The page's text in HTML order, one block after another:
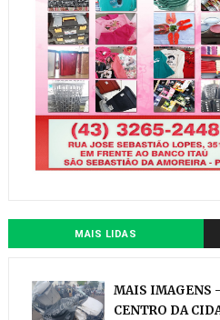
MAIS LIDAS
MAIS IMAGENS
CENTRO DA